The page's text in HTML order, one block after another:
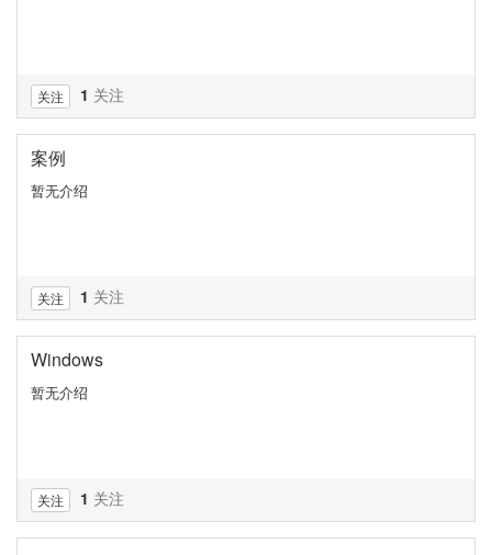
关注 1 关注
案例
暂无介绍
关注 1 关注
Windows
暂无介绍
关注 1 关注